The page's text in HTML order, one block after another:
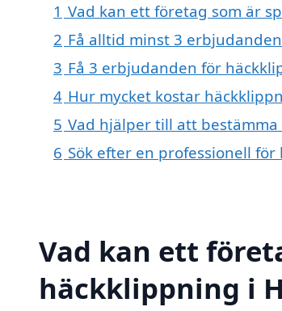
1 Vad kan ett företag som är
2 Få alltid minst 3
3 Få 3 erbjudanden för
4 Hur mycket kostar
5 Vad hjälper till att
6 Sök efter en professionell
Vad kan ett
häckklippning i